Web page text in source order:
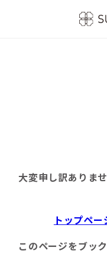
大変申し訳ありま
トップペー
このページをブッ